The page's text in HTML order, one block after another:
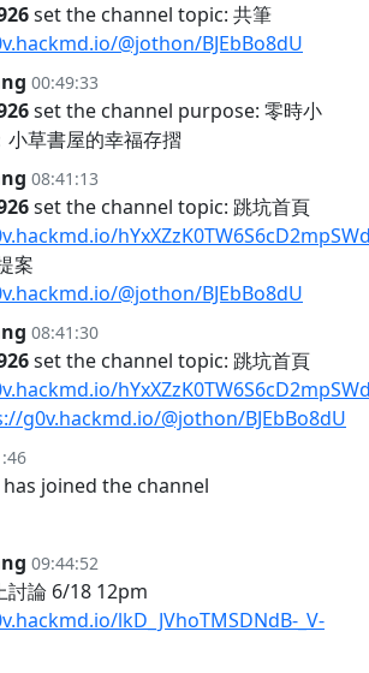
set the channel topic: 共筆
@jothon/BJEbBo8dU
00:49:33
set the channel purpose: 零時小
小草書屋的幸福存摺
08:41:13
set the channel topic: 跳坑首頁
案
@jothon/BJEbBo8dU
08:41:30
set the channel topic: 跳坑首頁
g0v.hackmd.io/@jothon/BJEbBo8dU
has joined the channel
09:44:52
討論 6/18 12pm
lkD_JVhoTMSDNdB-_V-